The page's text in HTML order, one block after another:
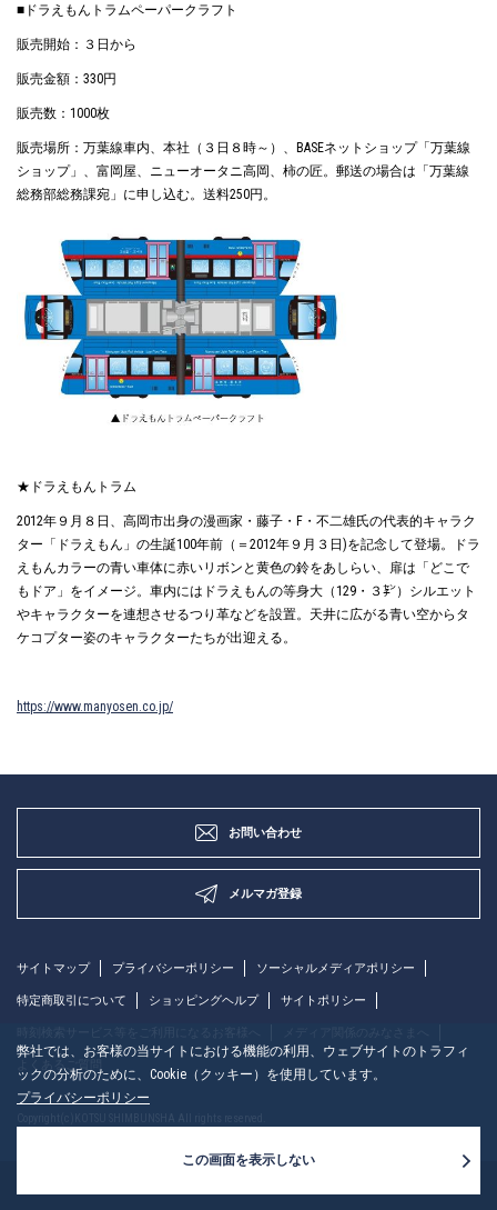
■ドラえもんトラムペーパークラフト
販売開始：３日から
販売金額：330円
販売数：1000枚
販売場所：万葉線車内、本社（３日８時～）、BASEネットショップ「万葉線
ショップ」、富岡屋、ニューオータニ高岡、柿の匠。郵送の場合は「万葉線
総務部総務課宛」に申し込む。送料250円。
★ドラえもんトラム
2012年９月８日、高岡市出身の漫画家・藤子・F・不二雄氏の代表的キャラク
ター「ドラえもん」の生誕100年前（＝2012年９月３日)を記念して登場。ドラ
えもんカラーの青い車体に赤いリボンと黄色の鈴をあしらい、扉は「どこで
もドア」をイメージ。車内にはドラえもんの等身大（129・３㌢）シルエット
やキャラクターを連想させるつり革などを設置。天井に広がる青い空からタ
ケコプター姿のキャラクターたちが出迎える。
https://www.manyosen.co.jp/
お問い合わせ
メルマガ登録
サイトマップ プライバシーポリシー ソーシャルメディアポリシー
特定商取引について ショッピングヘルプ サイトポリシー
弊社では、お客様の当サイトにおける機能の利用、ウェブサイトのトラフィ
ックの分析のために、Cookie（クッキー）を使用しています。
プライバシーポリシー
この画面を表示しない